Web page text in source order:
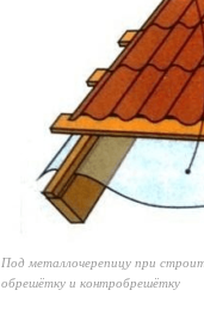
Под металлочерепицу при
обрешётку и контробрешётку